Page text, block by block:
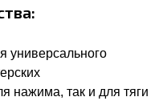
универсального
нажима, так и для тяги